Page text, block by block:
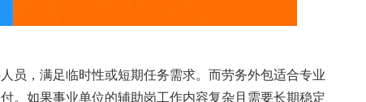
员，满足临时性或短期任务需求。而劳务外包适合专业
。如果事业单位的辅助岗工作内容复杂且需要长期稳定